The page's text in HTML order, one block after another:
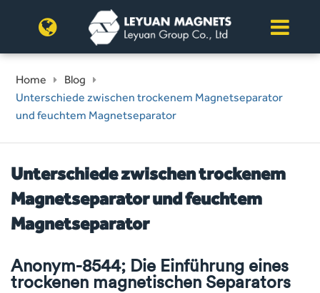
Home
Blog
Unterschiede zwischen trockenem Magnetseparator
und feuchtem Magnetseparator
Unterschiede zwischen trockenem
Magnetseparator und feuchtem
Magnetseparator
Anonym-8544; Die Einführung eines
trockenen magnetischen Separators